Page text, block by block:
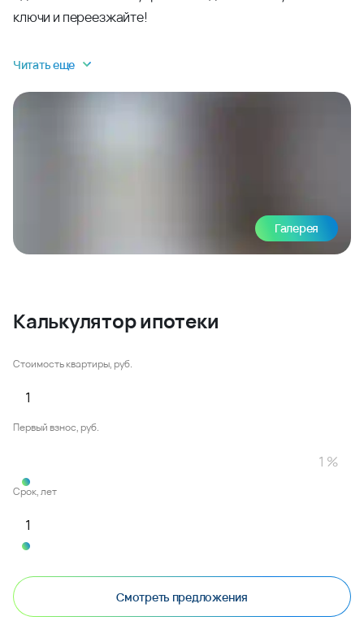
ключи и переезжайте!
Читать еще
Галерея
Калькулятор ипотеки
Стоимость квартиры, руб.
Первый взнос, руб.
Срок, лет
Смотреть предложения